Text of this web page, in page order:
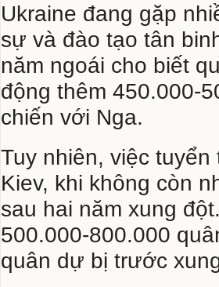
Ukraine đang gặp
sự và đào tạo tân
năm ngoái cho biết
động thêm 450.000-
chiến với Nga.
Tuy nhiên, việc
Kiev, khi không còn
sau hai năm xung
500.000-800.000
quân dự bị trước